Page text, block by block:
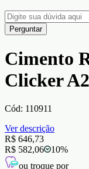
Perguntar
Cimento
Clicker
Cód: 110911
Ver descrição
R$ 646,73
R$ 582,06
10%
ou troque por